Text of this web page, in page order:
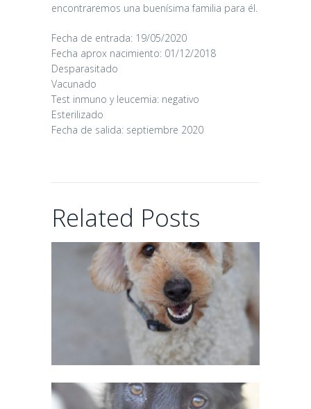
encontraremos una buenísima familia para él.
Fecha de entrada: 19/05/2020
Fecha aprox nacimiento: 01/12/2018
Desparasitado
Vacunado
Test inmuno y leucemia: negativo
Esterilizado
Fecha de salida: septiembre 2020
Related Posts
CANDY
16/06/2026
02/06/2026